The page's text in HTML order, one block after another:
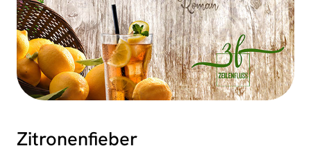
Zitronenfieber